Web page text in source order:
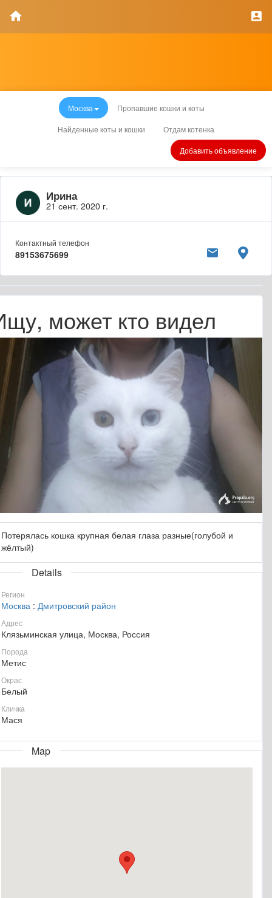
Москва Пропавшие кошки и коты
Найденные коты и кошки Отдам котенка
Добавить объявление
Ирина
21 сент. 2020 г.
Контактный телефон
89153675699
может кто видел
Потерялась кошка крупная белая глаза разные(голубой и
жёлтый)
Details
Регион
Москва : Дмитровский район
Адрес
Клязьминская улица, Москва, Россия
Порода
Метис
Окрас
Белый
Кличка
Мася
Map